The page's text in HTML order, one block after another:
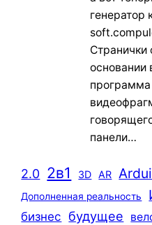
генератор
основании
программа
панели…
2.0 2в1 3D AR
Дополненная реальность
бизнес будущее